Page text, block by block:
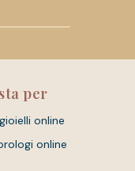
per
online
online